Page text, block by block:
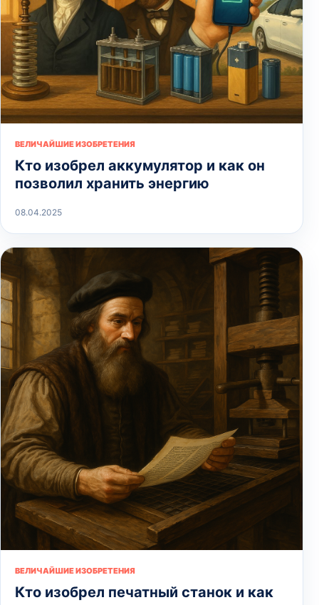
ВЕЛИЧАЙШИЕ ИЗОБРЕТЕНИЯ
Кто изобрел аккумулятор и как он
позволил хранить энергию
08.04.2025
ВЕЛИЧАЙШИЕ ИЗОБРЕТЕНИЯ
Кто изобрел печатный станок и как